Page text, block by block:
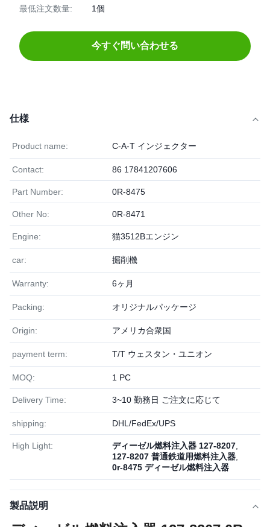
最低注文数量: 1個
今すぐ問い合わせる
仕様
Product name: C-A-T インジェクター
Contact: 86 17841207606
Part Number: 0R-8475
Other No: 0R-8471
Engine: 猫3512Bエンジン
car: 掘削機
Warranty: 6ヶ月
Packing: オリジナルパッケージ
Origin: アメリカ合衆国
payment term: T/T ウェスタン・ユニオン
MOQ: 1 PC
Delivery Time: 3~10 勤務日 ご注文に応じて
shipping: DHL/FedEx/UPS
High Light: ディーゼル燃料注入器 127-8207
127-8207 普通鉄道用燃料注入器
0r-8475 ディーゼル燃料注入器
製品説明